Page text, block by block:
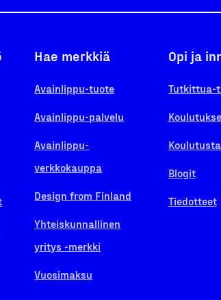
Hae merkkiä
Avainlippu-tuote
Avainlippu-palvelu
Avainlippu-
verkkokauppa
Design from Finland
Yhteiskunnallinen
yritys -merkki
Vuosimaksu
Opi ja
Tutkittua-
Blogit
Tiedotteet